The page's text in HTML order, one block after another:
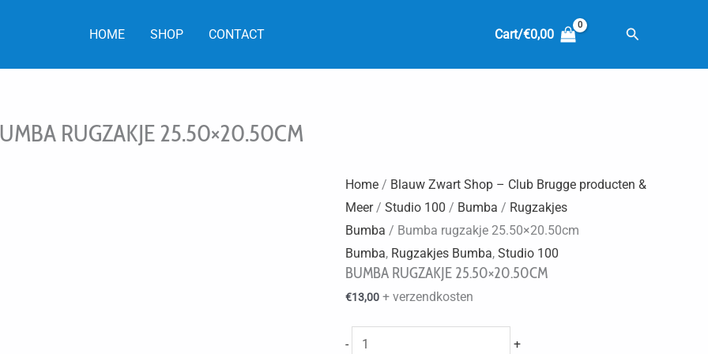
HOME SHOP CONTACT Cart/€0,00 Zoeken
RUGZAKJE 25.50×20.50CM
Home/ Blauw Zwart Shop – Club Brugge producten &
Meer/ Studio 100 / Bumba / Rugzakjes
Bumba / Bumba rugzakje 25.50×20.50cm
Bumba, Rugzakjes Bumba, Studio 100
BUMBA RUGZAKJE 25.50×20.50CM
€13,00 + verzendkosten
-
Bumba
+